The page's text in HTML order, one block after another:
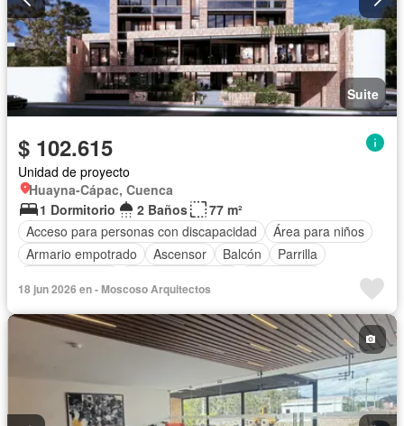
Suite
$ 102.615
Unidad de proyecto
Huayna-Cápac, Cuenca
1 Dormitorio
2 Baños
77 m²
Acceso para personas con discapacidad
Área para niños
Armario empotrado
Ascensor Balcón
Parrilla
Estacionamiento
Gas natural
Garita de guardianía
Internet Jacuzzi Jardín
Patio
Conserje
Sauna Seguridad
Terraza
18 jun 2026 en - Moscoso Arquitectos